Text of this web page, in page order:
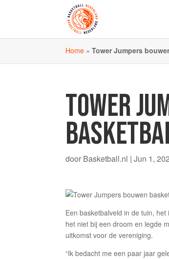
Home »Tower Jumpers
TOWER
door Basketball.nl |Jun 1,
Een basketbalveld in de tuin,
het niet bij een droom en legde
uitkomst voor de vereniging.
“Ik bedacht me een paar jaar